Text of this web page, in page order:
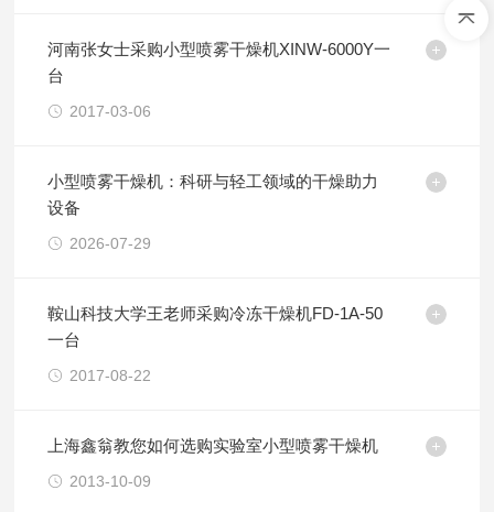
河南张女士采购小型喷雾干燥机XINW-6000Y一
台
2017-03-06
小型喷雾干燥机：科研与轻工领域的干燥助力
设备
2026-07-29
鞍山科技大学王老师采购冷冻干燥机FD-1A-50
一台
2017-08-22
上海鑫翁教您如何选购实验室小型喷雾干燥机
2013-10-09